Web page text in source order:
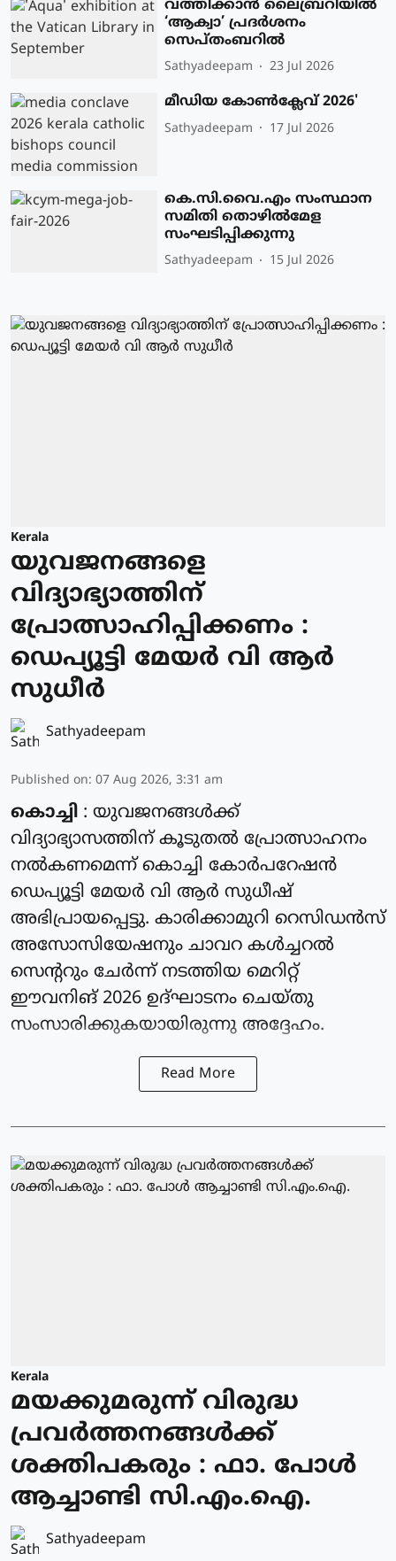
വത്തിക്കാന്‍ ലൈബ്രറിയില്‍
‘ആക്വാ’ പ്രദര്‍ശനം
സെപ്തംബറില്‍
Sathyadeepam 23 Jul 2026
മീഡിയ കോൺക്ലേവ് 2026'
Sathyadeepam 17 Jul 2026
കെ.സി.വൈ.എം സംസ്ഥാന
സമിതി തൊഴിൽമേള
സംഘടിപ്പിക്കുന്നു
Sathyadeepam 15 Jul 2026
Kerala
യുവജനങ്ങളെ
വിദ്യാഭ്യാത്തിന്
പ്രോത്സാഹിപ്പിക്കണം :
ഡെപ്യൂട്ടി മേയർ വി ആർ
സുധീർ
Sathyadeepam
Published on: 07 Aug 2026, 3:31 am
കൊച്ചി : യുവജനങ്ങൾക്ക്
വിദ്യാഭ്യാസത്തിന് കൂടുതൽ പ്രോത്സാഹനം
നൽകണമെന്ന് കൊച്ചി കോർപറേഷൻ
ഡെപ്യൂട്ടി മേയർ വി ആർ സുധീഷ്
അഭിപ്രായപ്പെട്ടു. കാരിക്കാമുറി റെസിഡൻസ്
അസോസിയേഷനും ചാവറ കൾച്ചറൽ
സെന്ററും ചേർന്ന് നടത്തിയ മെറിറ്റ്
ഈവനിങ് 2026 ഉദ്ഘാടനം ചെയ്തു
സംസാരിക്കുകയായിരുന്നു അദ്ദേഹം.
Read More
Kerala
മയക്കുമരുന്ന് വിരുദ്ധ
പ്രവർത്തനങ്ങൾക്ക്
ശക്തിപകരും : ഫാ. പോൾ
ആച്ചാണ്ടി സി.എം.ഐ.
Sathyadeepam